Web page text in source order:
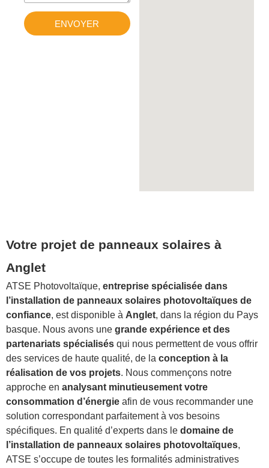
ENVOYER
Votre projet de panneaux solaires à
Anglet
ATSE Photovoltaïque, entreprise spécialisée dans
l’installation de panneaux solaires photovoltaïques de
confiance, est disponible à Anglet, dans la région du Pays
basque. Nous avons une grande expérience et des
partenariats spécialisés qui nous permettent de vous offrir
des services de haute qualité, de la conception à la
réalisation de vos projets. Nous commençons notre
approche en analysant minutieusement votre
consommation d’énergie afin de vous recommander une
solution correspondant parfaitement à vos besoins
spécifiques. En qualité d’experts dans le domaine de
l’installation de panneaux solaires photovoltaïques,
ATSE s’occupe de toutes les formalités administratives